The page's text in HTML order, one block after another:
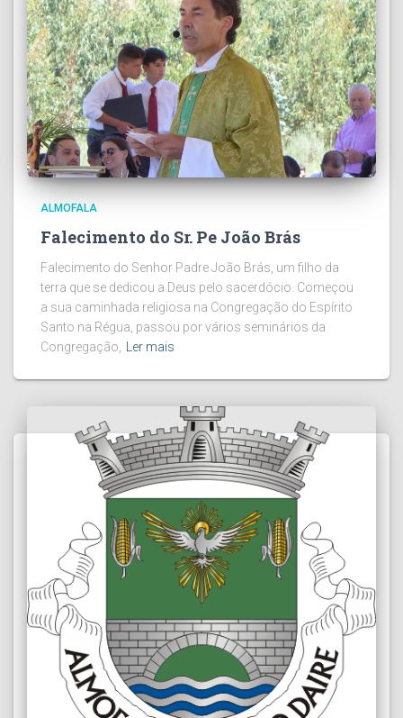
ALMOFALA
Falecimento do Sr. Pe João Brás
Falecimento do Senhor Padre João Brás, um filho da
terra que se dedicou a Deus pelo sacerdócio. Começou
a sua caminhada religiosa na Congregação do Espírito
Santo na Régua, passou por vários seminários da
Congregação,
Ler mais